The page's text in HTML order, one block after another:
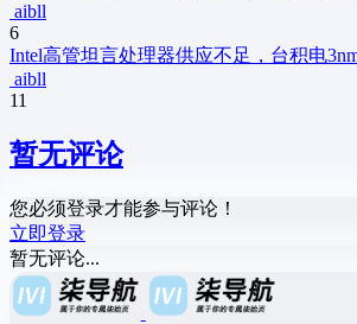
aibll
6
Intel高管坦言处理器供应不足，台积电
aibll
11
暂无评论
您必须登录才能参与评论！
立即登录
暂无评论...